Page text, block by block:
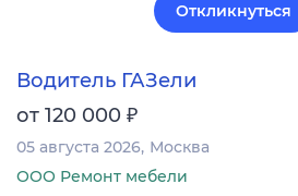
Откликнуться
Водитель ГАЗели
от 120 000 ₽
05 августа 2026 Москва
ООО Ремонт мебели